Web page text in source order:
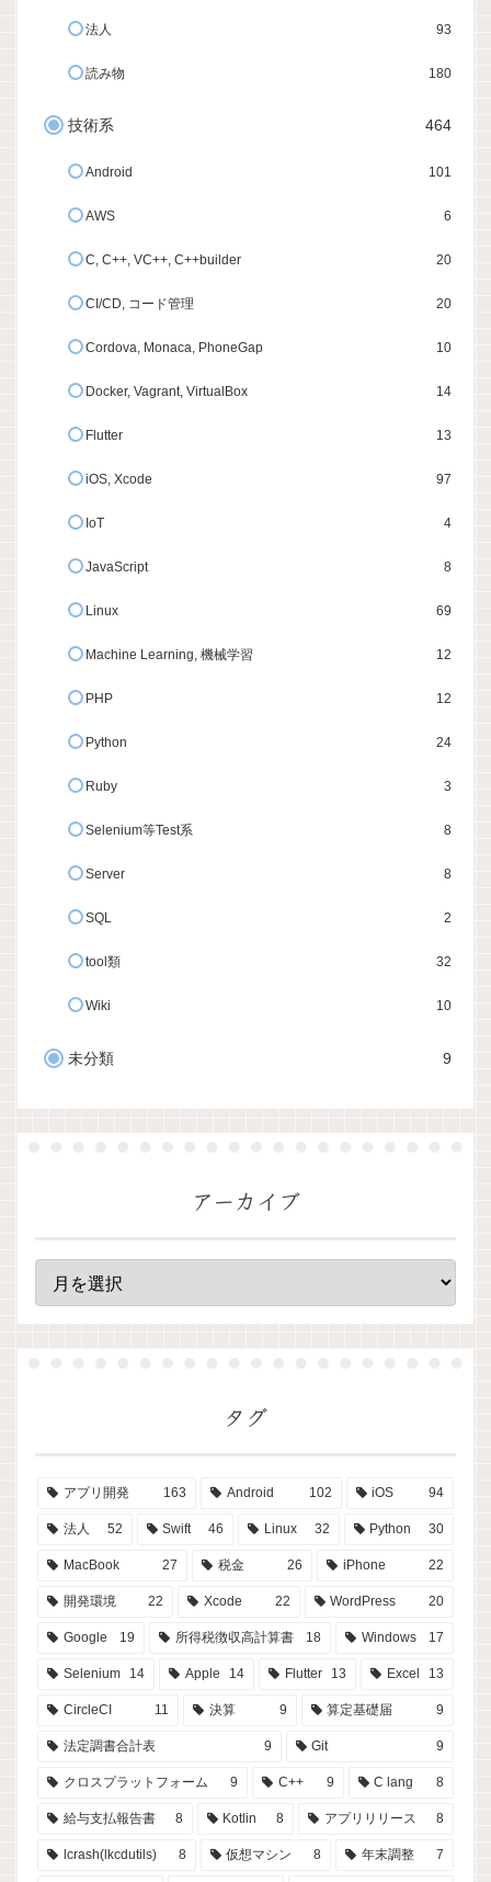
法人 93
読み物 180
技術系 464
Android 101
AWS 6
C, C++, VC++, C++builder 20
CI/CD, コード管理 20
Cordova, Monaca, PhoneGap 10
Docker, Vagrant, VirtualBox 14
Flutter 13
iOS, Xcode 97
IoT 4
JavaScript 8
Linux 69
Machine Learning, 機械学習 12
PHP 12
Python 24
Ruby 3
Selenium等Test系 8
Server 8
SQL 2
tool類 32
Wiki 10
未分類 9
アーカイブ
タグ
アプリ開発 163 Android 102 iOS 94
法人 52 Swift 46 Linux 32 Python 30
MacBook 27 税金 26 iPhone 22
開発環境 22 Xcode 22 WordPress 20
Google 19 所得税徴収高計算書 18 Windows 17
Selenium 14 Apple 14 Flutter 13 Excel 13
CircleCI 11 決算 9 算定基礎届 9
法定調書合計表 9 Git 9
クロスプラットフォーム 9 C++ 9 C lang 8
給与支払報告書 8 Kotlin 8 アプリリリース 8
lcrash(lkcdutils) 8 仮想マシン 8 年末調整 7